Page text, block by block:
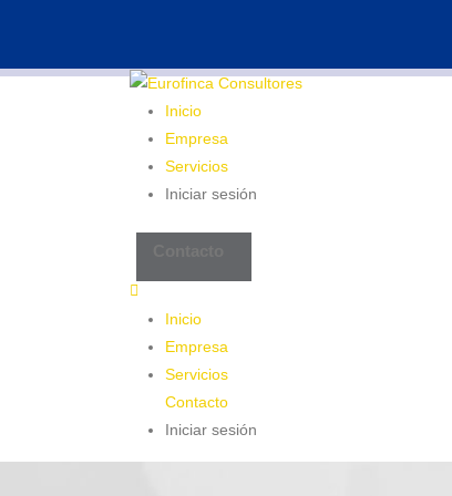
Inicio
Empresa
Servicios
Iniciar sesión
Inicio
Empresa
Servicios
Contacto
Iniciar sesión